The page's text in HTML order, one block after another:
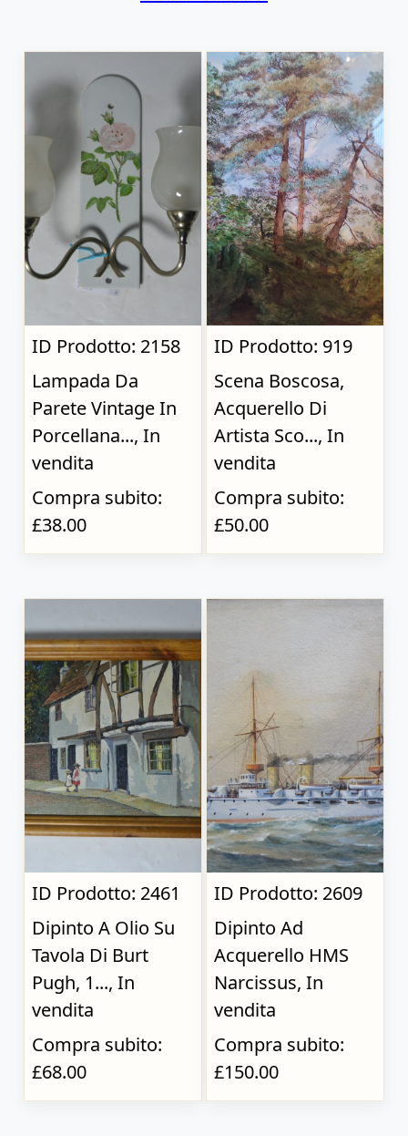
ID Prodotto: 2158
Lampada Da
Parete Vintage In
Porcellana..., In
vendita
Compra subito:
£38.00
ID Prodotto: 919
Scena Boscosa,
Acquerello Di
Artista Sco..., In
vendita
Compra subito:
£50.00
ID Prodotto: 2461
Dipinto A Olio Su
Tavola Di Burt
Pugh, 1..., In
vendita
Compra subito:
£68.00
ID Prodotto: 2609
Dipinto Ad
Acquerello HMS
Narcissus, In
vendita
Compra subito:
£150.00